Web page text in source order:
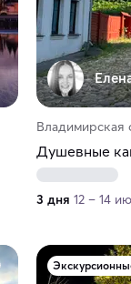
Владимирская
Душевные
3 дня 12 – 14